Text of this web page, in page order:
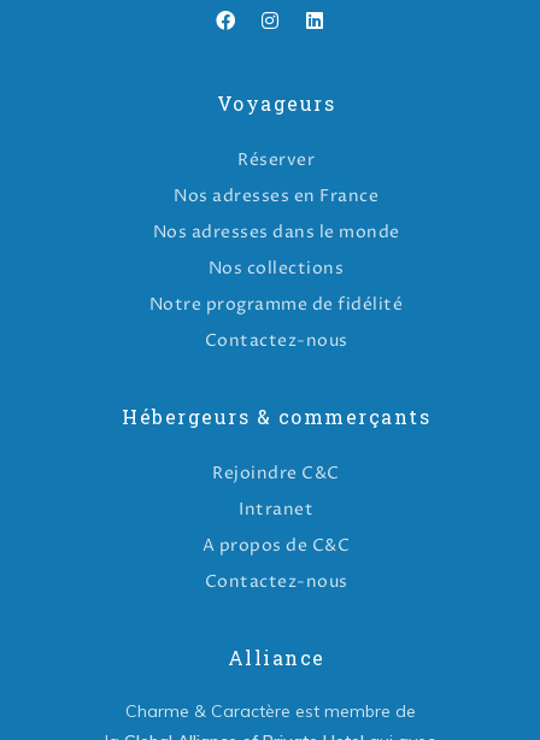
Voyageurs
Réserver
Nos adresses en France
Nos adresses dans le monde
Nos collections
Notre programme de fidélité
Contactez-nous
Hébergeurs & commerçants
Rejoindre C&C
Intranet
A propos de C&C
Contactez-nous
Alliance
Charme & Caractère est membre de